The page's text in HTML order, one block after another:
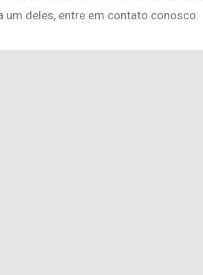
um deles, entre em contato conosco.